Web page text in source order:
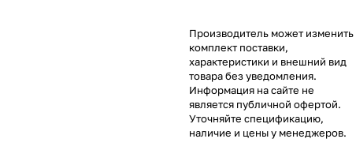
Производитель может изменить
комплект поставки,
характеристики и внешний вид
товара без уведомления.
Информация на сайте не
является публичной офертой.
Уточняйте спецификацию,
наличие и цены у менеджеров.